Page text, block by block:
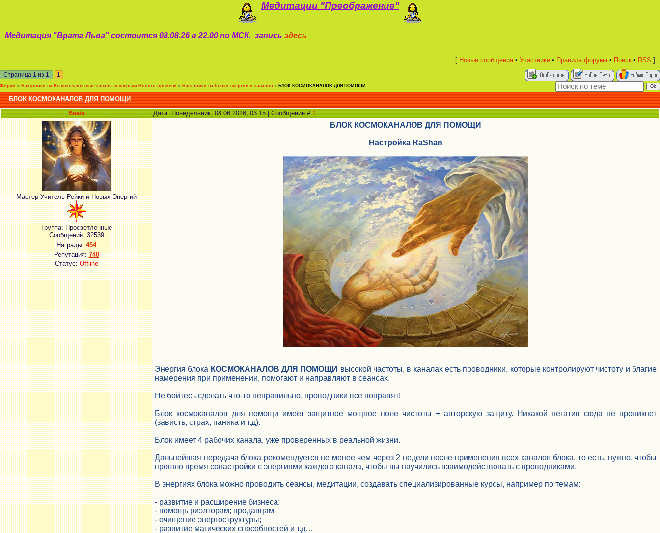
Медитации "Преображение"
Медитация "Врата Льва" состоится 08.08.26 в 22.00 по МСК. запись здесь
[ Новые сообщения • Участники • Правила форума• Поиск • RSS ]
Страница 1 из 1 1
Форум » Настройки на Высокочастотные каналы и энергии Нового времени » Настройки на блоки энергий и каналов » БЛОК КОСМОКАНАЛОВ ДЛЯ ПОМОЩИ
БЛОК КОСМОКАНАЛОВ ДЛЯ ПОМОЩИ
Beata
Дата: Понедельник, 08.06.2026, 03:15 | Сообщение # 1
Мастер-Учитель Рейки и Новых Энергий
Группа: Просветленные
Сообщений:32539
Награды:454
Репутация:740
Статус:Offline
БЛОК КОСМОКАНАЛОВ ДЛЯ ПОМОЩИ
Настройка RaShan
Энергия блока КОСМОКАНАЛОВ ДЛЯ ПОМОЩИ высокой частоты, в каналах есть проводники, которые контролируют чистоту и благие
намерения при применении, помогают и направляют в сеансах.
Не бойтесь сделать что-то неправильно, проводники все поправят!
Блок космоканалов для помощи имеет защитное мощное поле чистоты + авторскую защиту. Никакой негатив сюда не проникнет
(зависть, страх, паника и т.д).
Блок имеет 4 рабочих канала, уже проверенных в реальной жизни.
Дальнейшая передача блока рекомендуется не менее чем через 2 недели после применения всех каналов блока, то есть, нужно, чтобы
прошло время сонастройки с энергиями каждого канала, чтобы вы научились взаимодействовать с проводниками.
В энергиях блока можно проводить сеансы, медитации, создавать специализированные курсы, например по темам:
- развитие и расширение бизнеса;
- помощь риэлторам; продавцам;
- очищение энергоструктуры;
- развитие магических способностей и т.д…